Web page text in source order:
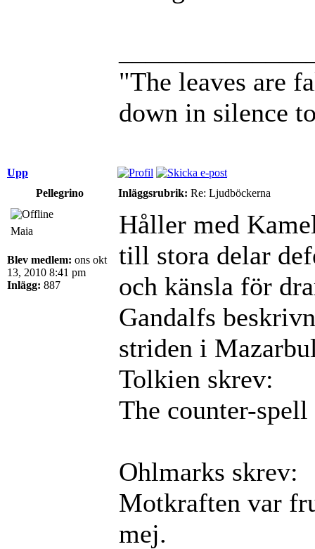
"The leaves are
down in silence
Upp
Pellegrino
Inläggsrubrik: Re: Ljudböckerna
Maia
Blev medlem: ons okt
13, 2010 8:41 pm
Inlägg: 887
Håller med
till stora delar
och känsla för
Gandalfs
striden i
Tolkien skrev:
The counter-
Ohlmarks skrev:
Motkraften var
mej.